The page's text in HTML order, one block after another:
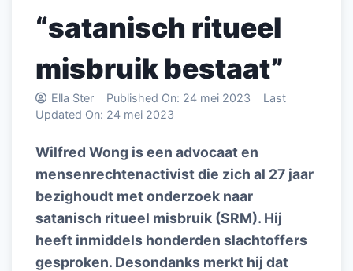
“satanisch ritueel
misbruik bestaat”
Ella Ster Published On: 24 mei 2023
Last
Updated On: 24 mei 2023
Wilfred Wong is een advocaat en
mensenrechtenactivist die zich al 27 jaar
bezighoudt met onderzoek naar
satanisch ritueel misbruik (SRM). Hij
heeft inmiddels honderden slachtoffers
gesproken. Desondanks merkt hij dat